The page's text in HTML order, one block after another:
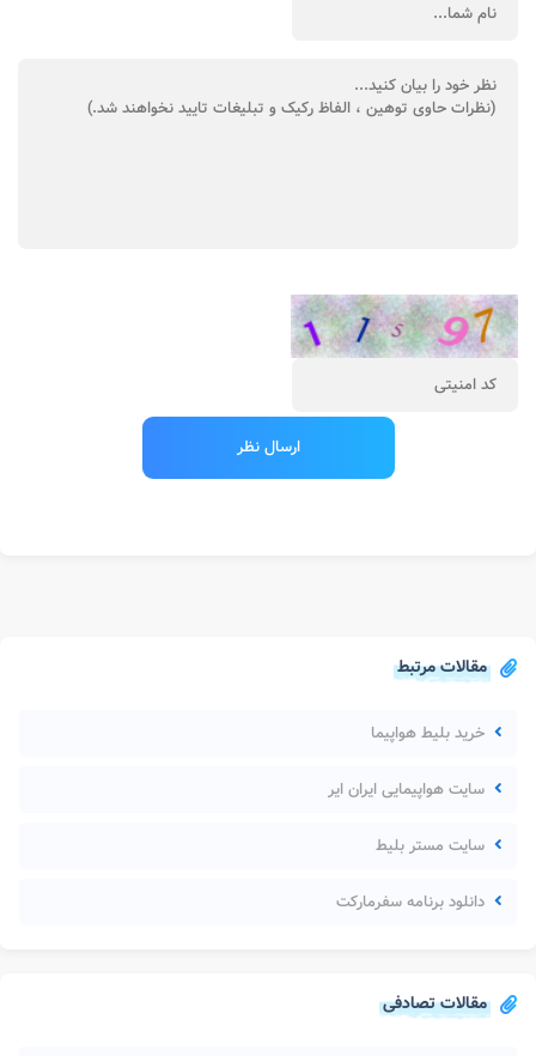
مقالات مرتبط
خرید بلیط هواپیما
سایت هواپیمایی ایران ایر
سایت مستر بلیط
دانلود برنامه سفرمارکت
مقالات تصادفی